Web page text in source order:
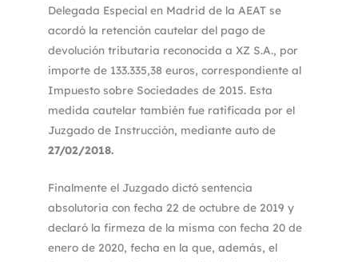
Delegada Especial en Madrid de la AEAT se
acordó la retención cautelar del pago de
devolución tributaria reconocida a XZ S.A., por
importe de 133.335,38 euros, correspondiente al
Impuesto sobre Sociedades de 2015. Esta
medida cautelar también fue ratificada por el
Juzgado de Instrucción, mediante auto de
27/02/2018.
Finalmente el Juzgado dictó sentencia
absolutoria con fecha 22 de octubre de 2019 y
declaró la firmeza de la misma con fecha 20 de
enero de 2020, fecha en la que, además, el